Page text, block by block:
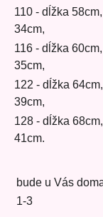
110 - dĺžka
34cm,
116 - dĺžka
35cm,
122 - dĺžka
39cm,
128 - dĺžka
41cm.
bude u Vás
1-3